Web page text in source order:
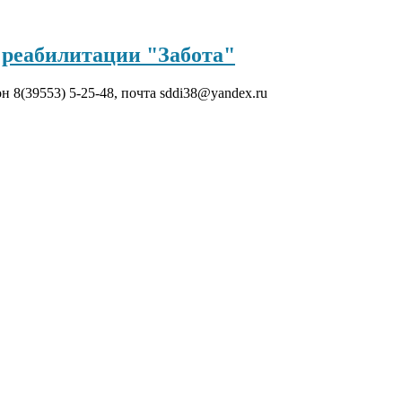
"Забота"
8(39553) 5-25-48, почта sddi38@yandex.ru